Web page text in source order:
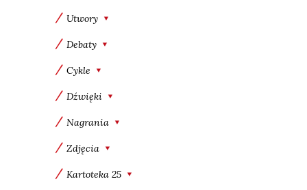
Utwory
Debaty
Cykle
Dźwięki
Nagrania
Zdjęcia
Kartoteka 25